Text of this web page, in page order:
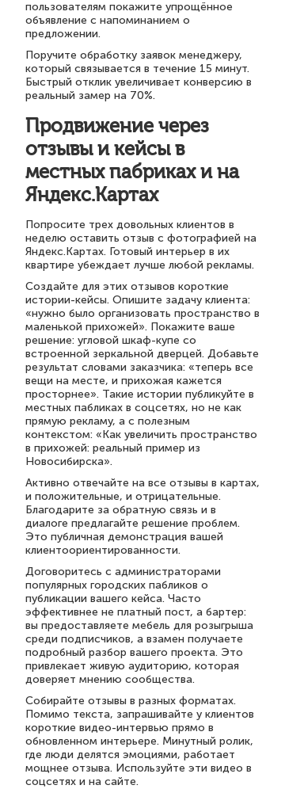
пользователям покажите упрощённое
объявление с напоминанием о
предложении.
Поручите обработку заявок менеджеру,
который связывается в течение 15 минут.
Быстрый отклик увеличивает конверсию в
реальный замер на 70%.
Продвижение через
отзывы и кейсы в
местных пабриках и на
Яндекс.Картах
Попросите трех довольных клиентов в
неделю оставить отзыв с фотографией на
Яндекс.Картах. Готовый интерьер в их
квартире убеждает лучше любой рекламы.
Создайте для этих отзывов короткие
истории-кейсы. Опишите задачу клиента:
«нужно было организовать пространство в
маленькой прихожей». Покажите ваше
решение: угловой шкаф-купе со
встроенной зеркальной дверцей. Добавьте
результат словами заказчика: «теперь все
вещи на месте, и прихожая кажется
просторнее». Такие истории публикуйте в
местных пабликах в соцсетях, но не как
прямую рекламу, а с полезным
контекстом: «Как увеличить пространство
в прихожей: реальный пример из
Новосибирска».
Активно отвечайте на все отзывы в картах,
и положительные, и отрицательные.
Благодарите за обратную связь и в
диалоге предлагайте решение проблем.
Это публичная демонстрация вашей
клиентоориентированности.
Договоритесь с администраторами
популярных городских пабликов о
публикации вашего кейса. Часто
эффективнее не платный пост, а бартер:
вы предоставляете мебель для розыгрыша
среди подписчиков, а взамен получаете
подробный разбор вашего проекта. Это
привлекает живую аудиторию, которая
доверяет мнению сообщества.
Собирайте отзывы в разных форматах.
Помимо текста, запрашивайте у клиентов
короткие видео-интервью прямо в
обновленном интерьере. Минутный ролик,
где люди делятся эмоциями, работает
мощнее отзыва. Используйте эти видео в
соцсетях и на сайте.